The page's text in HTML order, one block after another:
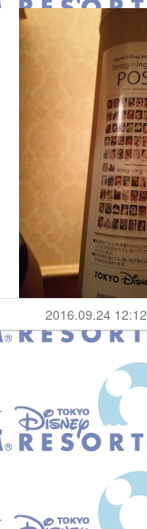
2016.09.24 12:12